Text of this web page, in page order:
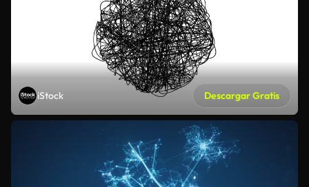
iStock Descargar Gratis